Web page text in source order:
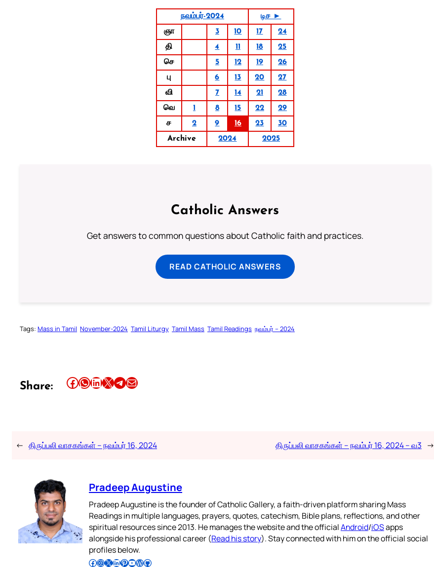
நவம்பர்-2024
டிச ►
ஞா
3 10 17
24
தி
4 11 18
25
செ
5 12 19
26
பு
6 13 20
27
வி
7 14 21
28
வெ
1 8 15 22
29
ச
2 9 16 23
30
Archive
2024 2025
Catholic Answers
Get answers to common questions about Catholic faith and practices.
READ CATHOLIC ANSWERS
Tags: Mass in Tamil November-2024 Tamil Liturgy Tamil Mass Tamil Readings நவம்பர் – 2024
Share: Share this article on Facebook Share this article on WhatsApp Share this article on LinkedIn Share this article on X Share this article on TelegramEmail this Article
← திருப்பலி வாசகங்கள் – நவம்பர் 16, 2024 திருப்பலி வாசகங்கள் – நவம்பர் 16, 2024 – வ3 →
Pradeep Augustine
Pradeep Augustine is the founder of Catholic Gallery, a faith-driven platform sharing Mass
Readings in multiple languages, prayers, quotes, catechism, Bible plans, reflections, and other
spiritual resources since 2013. He manages the website and the officialAndroid/iOSapps
alongside his professional career (Read his story). Stay connected with him on the official social
profiles below.
Follow Pradeep on Facebook Follow Pradeep on InstagramFollow Pradeep on X Follow Pradeep on LinkedIn Follow Pradeep on Pinterest Subscribe to Pradeep’s Youtube Channel Follow Pradeep on WordPress Follow Pradeep on GitHub